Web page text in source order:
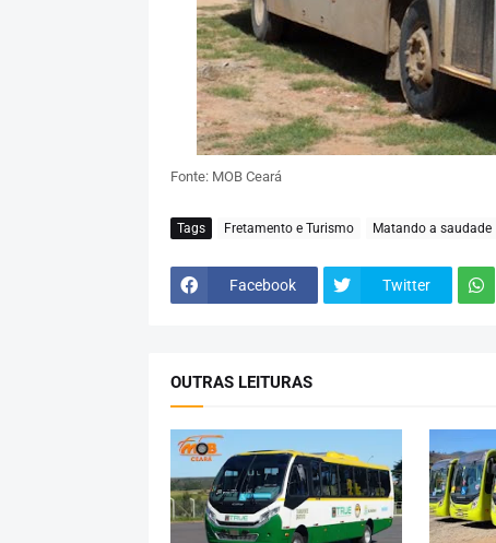
Fonte: MOB Ceará
Tags Fretamento e Turismo Matando a saudade
Facebook Twitter
OUTRAS LEITURAS